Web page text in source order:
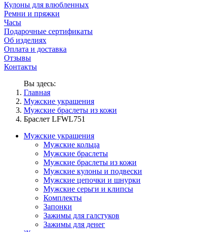
Кулоны для влюбленных
Ремни и пряжки
Часы
Подарочные сертификаты
Об изделиях
Оплата и доставка
Отзывы
Контакты
Вы здесь:
Главная
Мужские украшения
Мужские браслеты из кожи
Браслет LFWL751
Мужские украшения
Мужские кольца
Мужские браслеты
Мужские браслеты из кожи
Мужские кулоны и подвески
Мужские цепочки и шнурки
Мужские серьги и клипсы
Комплекты
Запонки
Зажимы для галстуков
Зажимы для денег